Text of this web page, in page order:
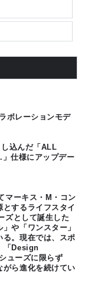
ボレーションモデ
込んだ「ALL
仕様にアップデー
マーキス・M・コン
するライフスタイ
ズとして誕生した
や「ワンスター」
る。現在では、スポ
「Design
ューズに限らず
がら進化を続けてい